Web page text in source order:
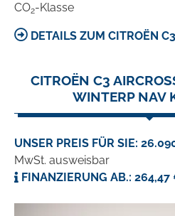
CO2-Klasse
DETAILS ZUM CITROËN
CITROËN C3
WINTERP NAV
UNSER PREIS FÜR SIE:
MwSt. ausweisbar
FINANZIERUNG AB.: 264,47